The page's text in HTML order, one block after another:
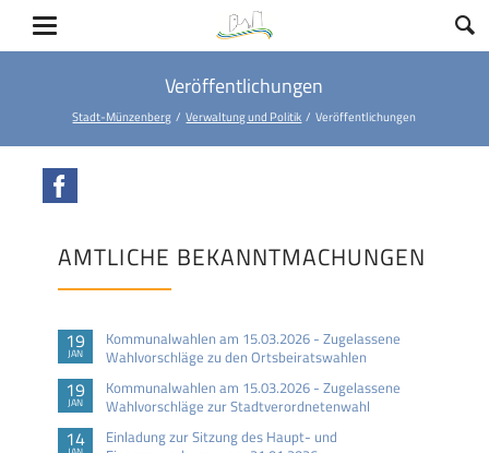
Veröffentlichungen
Stadt-Münzenberg Verwaltung und Politik Veröffentlichungen
AMTLICHE BEKANNTMACHUNGEN
19
JAN
Kommunalwahlen am 15.03.2026 - Zugelassene
Wahlvorschläge zu den Ortsbeiratswahlen
19
JAN
Kommunalwahlen am 15.03.2026 - Zugelassene
Wahlvorschläge zur Stadtverordnetenwahl
14
Einladung zur Sitzung des Haupt- und